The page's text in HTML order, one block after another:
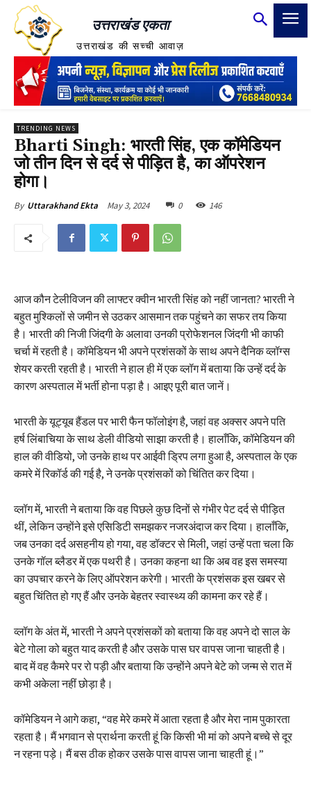
उत्तराखंड एकता
उत्तराखंड की सच्ची आवाज़
TRENDING NEWS
Bharti Singh: भारती सिंह, एक कॉमेडियन
जो तीन दिन से दर्द से पीड़ित है, का ऑपरेशन
होगा।
By Uttarakhand Ekta May 3, 2024 0 146
आज कौन टेलीविजन की लाफ्टर क्वीन भारती सिंह को नहीं जानता? भारती ने
बहुत मुश्किलों से जमीन से उठकर आसमान तक पहुंचने का सफर तय किया
है। भारती की निजी जिंदगी के अलावा उनकी प्रोफेशनल जिंदगी भी काफी
चर्चा में रहती है। कॉमेडियन भी अपने प्रशंसकों के साथ अपने दैनिक व्लॉग्स
शेयर करती रहती है। भारती ने हाल ही में एक व्लॉग में बताया कि उन्हें दर्द के
कारण अस्पताल में भर्ती होना पड़ा है। आइए पूरी बात जानें।
भारती के यूट्यूब हैंडल पर भारी फैन फॉलोइंग है, जहां वह अक्सर अपने पति
हर्ष लिंबाचिया के साथ डेली वीडियो साझा करती है। हालाँकि, कॉमेडियन की
हाल की वीडियो, जो उनके हाथ पर आईवी ड्रिप लगा हुआ है, अस्पताल के एक
कमरे में रिकॉर्ड की गई है, ने उनके प्रशंसकों को चिंतित कर दिया।
व्लॉग में, भारती ने बताया कि वह पिछले कुछ दिनों से गंभीर पेट दर्द से पीड़ित
थीं, लेकिन उन्होंने इसे एसिडिटी समझकर नजरअंदाज कर दिया। हालाँकि,
जब उनका दर्द असहनीय हो गया, वह डॉक्टर से मिली, जहां उन्हें पता चला कि
उनके गॉल ब्लैडर में एक पथरी है। उनका कहना था कि अब वह इस समस्या
का उपचार करने के लिए ऑपरेशन करेगी। भारती के प्रशंसक इस खबर से
बहुत चिंतित हो गए हैं और उनके बेहतर स्वास्थ्य की कामना कर रहे हैं।
व्लॉग के अंत में, भारती ने अपने प्रशंसकों को बताया कि वह अपने दो साल के
बेटे गोला को बहुत याद करती है और उसके पास घर वापस जाना चाहती है।
बाद में वह कैमरे पर रो पड़ी और बताया कि उन्होंने अपने बेटे को जन्म से रात में
कभी अकेला नहीं छोड़ा है।
कॉमेडियन ने आगे कहा, “वह मेरे कमरे में आता रहता है और मेरा नाम पुकारता
रहता है। मैं भगवान से प्रार्थना करती हूं कि किसी भी मां को अपने बच्चे से दूर
न रहना पड़े। मैं बस ठीक होकर उसके पास वापस जाना चाहती हूं।”